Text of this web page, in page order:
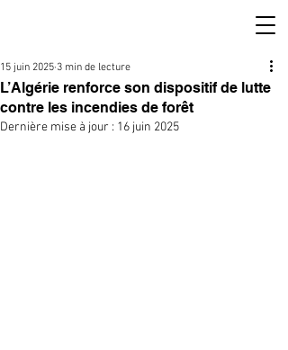
L’Algérie renforce son dispositif de lutte
contre les incendies de forêt
15 juin 2025 3 min de lecture
Dernière mise à jour : 16 juin 2025